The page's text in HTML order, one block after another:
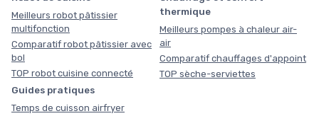
Meilleurs robot pâtissier
multifonction
Comparatif robot pâtissier avec
bol
TOP robot cuisine connecté
thermique
Meilleurs pompes à chaleur air-
air
Comparatif chauffages d'appoint
TOP sèche-serviettes
Guides pratiques
Temps de cuisson airfryer